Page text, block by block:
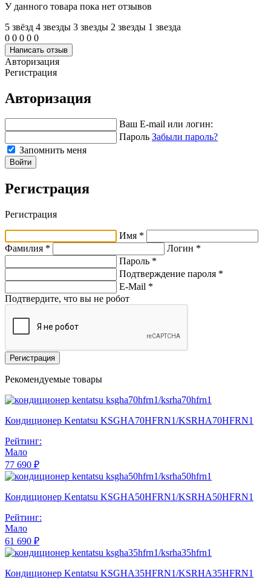
У данного товара пока нет отзывов
5 звёзд 4 звeзды 3 звeзды 2 звeзды 1 звeзда
0 0 0 0 0
Написать отзыв
Авторизация
Регистрация
Авторизация
Ваш E-mail или логин:
Пароль Забыли пароль?
Запомнить меня
Войти
Регистрация
Регистрация
Имя *
Фамилия *
Логин *
Пароль *
Подтверждение пароля *
E-Mail *
Подтвердите, что вы не робот
Регистрация
Рекомендуемые товары
Кондиционер Kentatsu KSGHA70HFRN1/KSRHA70HFRN1
Рейтинг:
Мало
77 690 ₽
Кондиционер Kentatsu KSGHA50HFRN1/KSRHA50HFRN1
Рейтинг:
Мало
61 690 ₽
Кондиционер Kentatsu KSGHA35HFRN1/KSRHA35HFRN1